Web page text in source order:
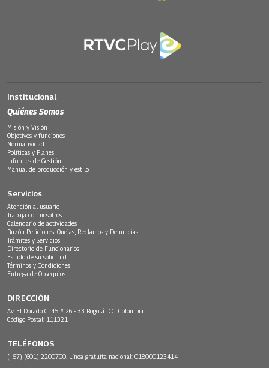
Institucional
Quiénes Somos
Misión y Visión
Objetivos y funciones
Normatividad
Políticas y Planes
Informes de Gestión
Manual de producción y estilo
Servicios
Atención al usuario
Trabaja con nosotros
Calendario de actividades
Buzón Peticiones, Quejas, Reclamos y Denuncias
Trámites y Servicios
Directorio de Funcionarios
Estado de su solicitud
Términos y Condiciones
Entrega de Obsequios
DIRECCIÓN
Av. El Dorado Cr.45 # 26 - 33 Bogotá D.C. Colombia.
Código Postal: 111321
TELÉFONOS
(+57) (601) 2200700. Línea gratuita nacional: 018000123414